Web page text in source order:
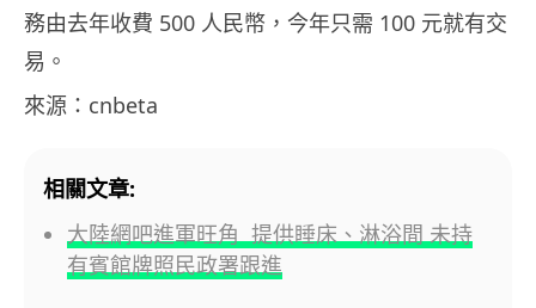
務由去年收費 500 人民幣，今年只需 100 元就有交
易。
來源：cnbeta
相關文章:
大陸網吧進軍旺角 提供睡床、淋浴間 未持
有賓館牌照民政署跟進